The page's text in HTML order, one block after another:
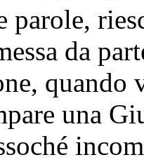
parole,
da
quando
una